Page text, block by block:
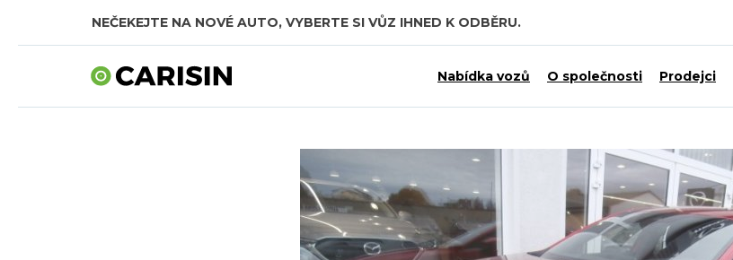
NEČEKEJTE NA NOVÉ AUTO, VYBERTE SI VŮZ IHNED K ODBĚRU.
SKLADOVÁ AUTA V CELKOVÉ HODNOTĚ TÉMĚŘ 7,5 MILIARDY KČ.
Nabídka vozů O společnosti Prodejci